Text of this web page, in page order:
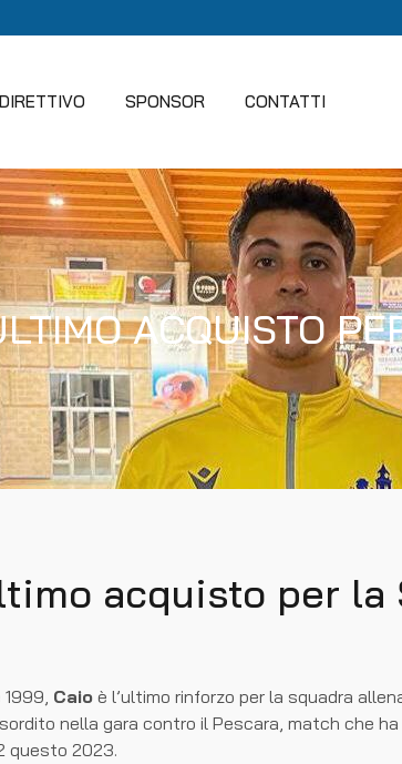
DIRETTIVO SPONSOR CONTATTI
ACQUISTO
acquisto per la
Caio è l’ultimo rinforzo per la squadra
nella gara contro il Pescara, match che
questo 2023.